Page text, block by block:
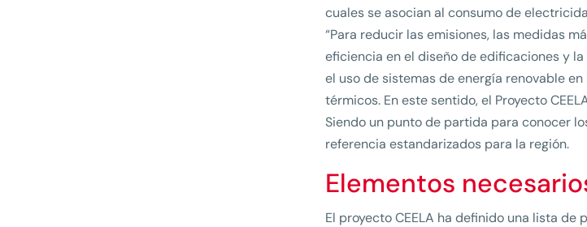
cuales se asocian al consumo de
“Para reducir las emisiones, las medidas
eficiencia en el diseño de edificaciones y
el uso de sistemas de energía renovable
térmicos. En este sentido, el Proyecto
Siendo un punto de partida para conocer
referencia estandarizados para la región.
Elementos
El proyecto CEELA ha definido una lista